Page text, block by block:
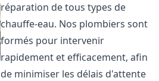
réparation de tous types de
chauffe-eau. Nos plombiers sont
formés pour intervenir
rapidement et efficacement, afin
de minimiser les délais d'attente